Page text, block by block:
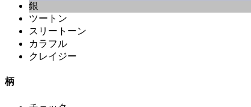
銀
ツートン
スリートーン
カラフル
クレイジー
柄